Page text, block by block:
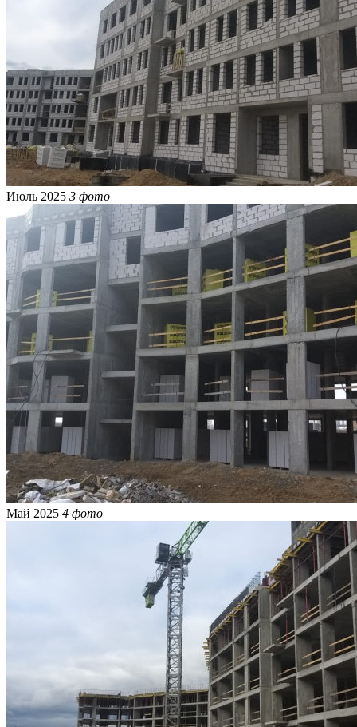
Июль 2025 3 фото
Май 2025 4 фото